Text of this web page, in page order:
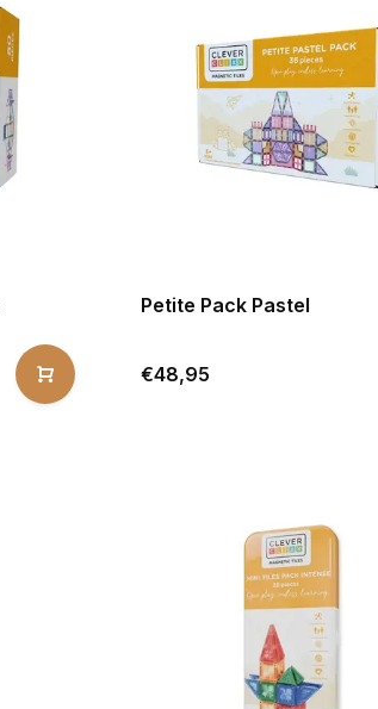
Petite Pack Pastel
€48,95